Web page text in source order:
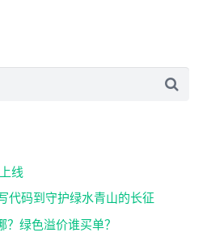
线
代码到守护绿水青山的长征
？绿色溢价谁买单？